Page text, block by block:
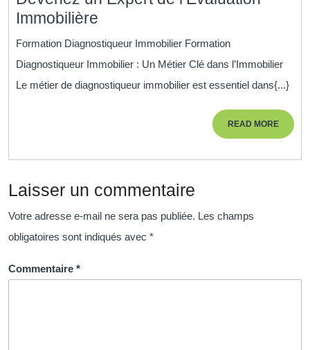
Immobilière
Diagnostiqueur
Immobilier
Devenez
Immobilière
Formation Diagnostiqueur Immobilier Formation
Diagnostiqueur Immobilier : Un Métier Clé dans l’Immobilier
Le métier de diagnostiqueur immobilier est essentiel dans{...}
READ MOREREAD
MORE
Laisser un commentaire
Votre adresse e-mail ne sera pas publiée. Les champs
obligatoires sont indiqués avec *
Commentaire *